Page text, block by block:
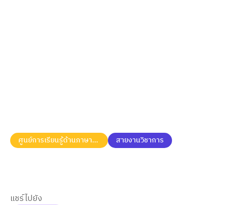
ศูนย์การเรียนรู้ด้านภาษาเชิงดิจิทัล สายงานวิชาการ
แชร์ไปยัง